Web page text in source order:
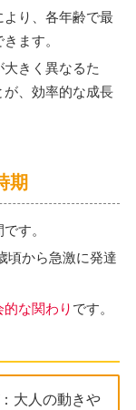
り、各年齢で最
ます。
きく異なるた
、効率的な成長
期
す。
頃から急激に発達
な関わり です。
大人の動きや